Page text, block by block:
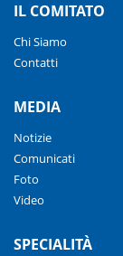
IL COMITATO
Chi Siamo
Contatti
MEDIA
Notizie
Comunicati
Foto
Video
SPECIALITÀ